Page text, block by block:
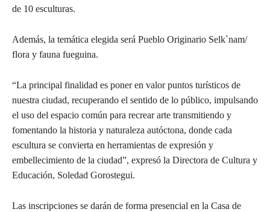
de 10 esculturas.
Además, la temática elegida será Pueblo Originario Selk`nam/
flora y fauna fueguina.
“La principal finalidad es poner en valor puntos turísticos de
nuestra ciudad, recuperando el sentido de lo público, impulsando
el uso del espacio común para recrear arte transmitiendo y
fomentando la historia y naturaleza autóctona, donde cada
escultura se convierta en herramientas de expresión y
embellecimiento de la ciudad”, expresó la Directora de Cultura y
Educación, Soledad Gorostegui.
Las inscripciones se darán de forma presencial en la Casa de